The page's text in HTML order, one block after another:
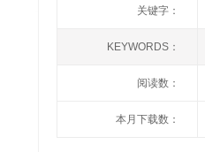
关键字：
KEYWORDS：
阅读数：
本月下载数：